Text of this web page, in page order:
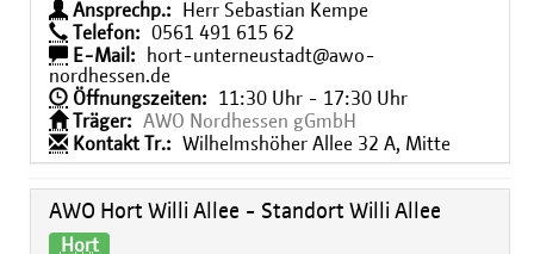
Ansprechp.:
Herr Sebastian Kempe
Telefon:
0561 491 615 62
E-Mail:
hort-unterneustadt@awo-
nordhessen.de
Öffnungszeiten:
11:30 Uhr - 17:30 Uhr
Träger:
AWO Nordhessen gGmbH
Kontakt Tr.:
Wilhelmshöher Allee 32 A, Mitte
AWO Hort Willi Allee - Standort Willi Allee
Hort